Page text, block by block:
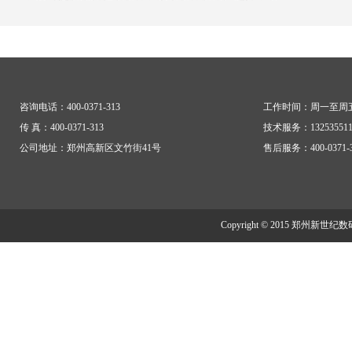
咨询电话：400-0371-313
传 真：400-0371-313
公司地址：郑州高新区文竹街41号
工作时间：周一至周
技术服务：
售后服务：400-0371-
Copyright © 2015 郑州新世纪